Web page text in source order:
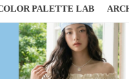
PALETTE LAB